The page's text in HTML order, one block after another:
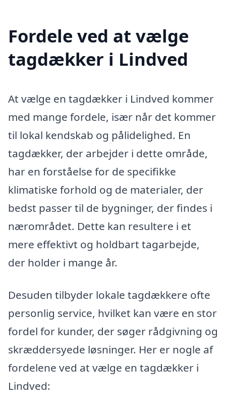
Fordele ved at vælge
tagdækker i Lindved
At vælge en tagdækker i Lindved kommer
med mange fordele, især når det kommer
til lokal kendskab og pålidelighed. En
tagdækker, der arbejder i dette område,
har en forståelse for de specifikke
klimatiske forhold og de materialer, der
bedst passer til de bygninger, der findes i
nærområdet. Dette kan resultere i et
mere effektivt og holdbart tagarbejde,
der holder i mange år.
Desuden tilbyder lokale tagdækkere ofte
personlig service, hvilket kan være en stor
fordel for kunder, der søger rådgivning og
skræddersyede løsninger. Her er nogle af
fordelene ved at vælge en tagdækker i
Lindved: